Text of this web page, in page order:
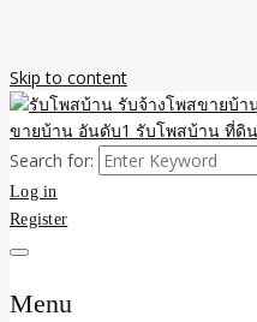
Skip to content
รับโพสบ้าน
บ้าน รับลงป
รับลงเว็บขา
รับจ้างโพสขายบ้าน รับลงเว็บขา
บ้าน โพสบ้าน ขายที่ดิน SEO อสัง
Search for:
Log in
Register
Menu